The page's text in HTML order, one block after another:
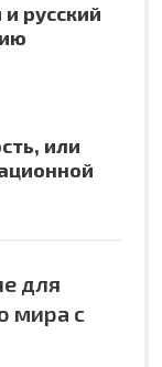
русский
или
для
мира с